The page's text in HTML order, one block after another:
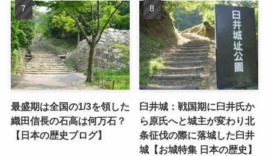
最盛期は全国の1/3を領した
織田信長の石高は何万石？
【日本の歴史ブログ】
臼井城：戦国期に臼井氏か
ら原氏へと城主が変わり北
条征伐の際に落城した臼井
城【お城特集 日本の歴史】